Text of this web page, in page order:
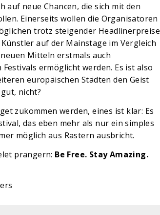
auf neue Chancen, die sich mit den
Einerseits wollen die Organisatoren
trotz steigender Headlinerpreise
auf der Mainstage im Vergleich
Mitteln erstmals auch
ermöglicht werden. Es ist also
europäischen Städten den Geist
nicht?
zukommen werden, eines ist klar: Es
das eben mehr als nur ein simples
möglich aus Rastern ausbricht.
prangern: Be Free. Stay Amazing.